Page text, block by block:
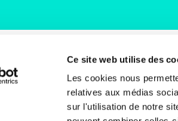
Ce site web utilise des
Les cookies nous
relatives aux médias
sur l'utilisation de notre